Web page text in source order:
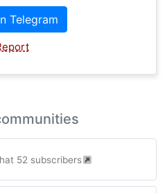
Telegram
52 subscribers